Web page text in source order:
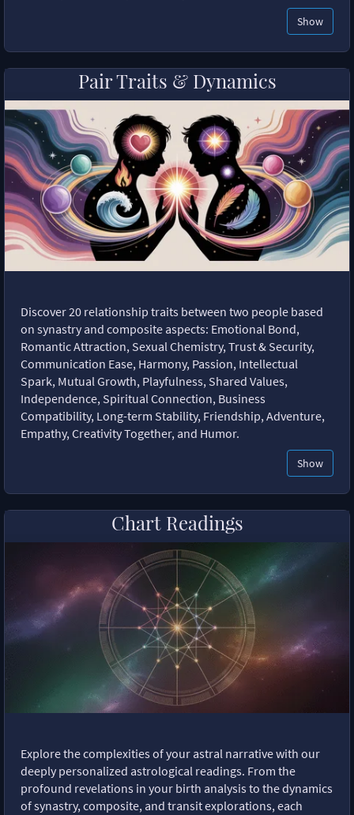
Show
Pair Traits & Dynamics
Discover 20 relationship traits between two people based
on synastry and composite aspects: Emotional Bond,
Romantic Attraction, Sexual Chemistry, Trust & Security,
Communication Ease, Harmony, Passion, Intellectual
Spark, Mutual Growth, Playfulness, Shared Values,
Independence, Spiritual Connection, Business
Compatibility, Long-term Stability, Friendship, Adventure,
Empathy, Creativity Together, and Humor.
Show
Chart Readings
Explore the complexities of your astral narrative with our
deeply personalized astrological readings. From the
profound revelations in your birth analysis to the dynamics
of synastry, composite, and transit explorations, each